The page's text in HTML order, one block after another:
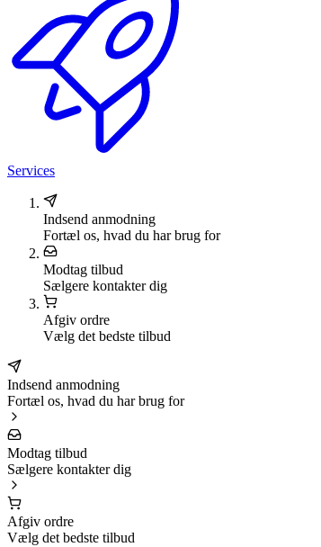
Services
Indsend anmodning
Fortæl os, hvad du har brug for
Modtag tilbud
Sælgere kontakter dig
Afgiv ordre
Vælg det bedste tilbud
Indsend anmodning
Fortæl os, hvad du har brug for
Modtag tilbud
Sælgere kontakter dig
Afgiv ordre
Vælg det bedste tilbud